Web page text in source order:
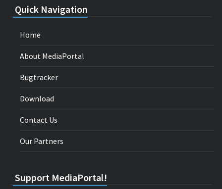
Quick Navigation
Home
About MediaPortal
Bugtracker
Download
Contact Us
Our Partners
Support MediaPortal!